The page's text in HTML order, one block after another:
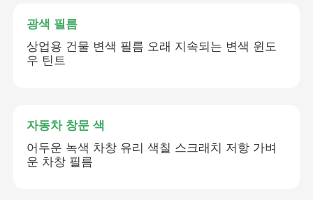
광색 필름
상업용 건물 변색 필름 오래 지속되는 변색 윈도
우 틴트
자동차 창문 색
어두운 녹색 차창 유리 색칠 스크래치 저항 가벼
운 차창 필름